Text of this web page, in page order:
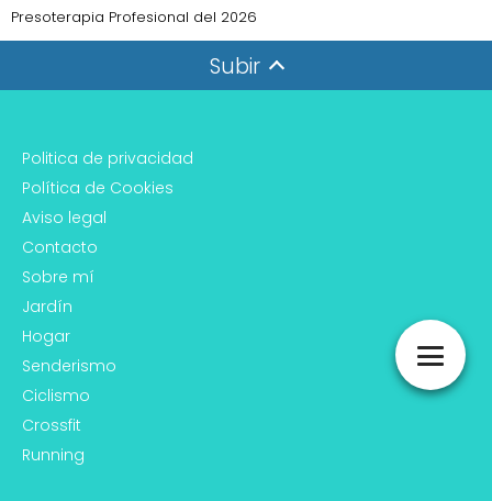
Presoterapia Profesional del 2026
Subir
Politica de privacidad
Política de Cookies
Aviso legal
Contacto
Sobre mí
Jardín
Hogar
Senderismo
Ciclismo
Crossfit
Running